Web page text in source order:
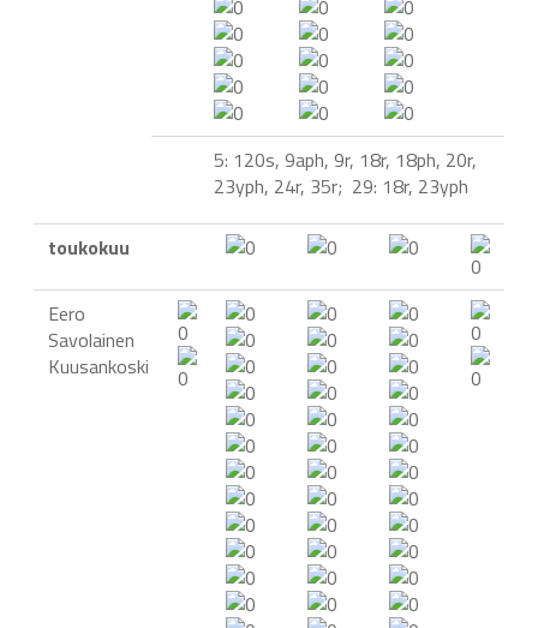
5: 120s, 9aph, 9r, 18r, 18ph, 20r,
23yph, 24r, 35r; 29: 18r, 23yph
toukokuu
Eero
Savolainen
Kuusankoski